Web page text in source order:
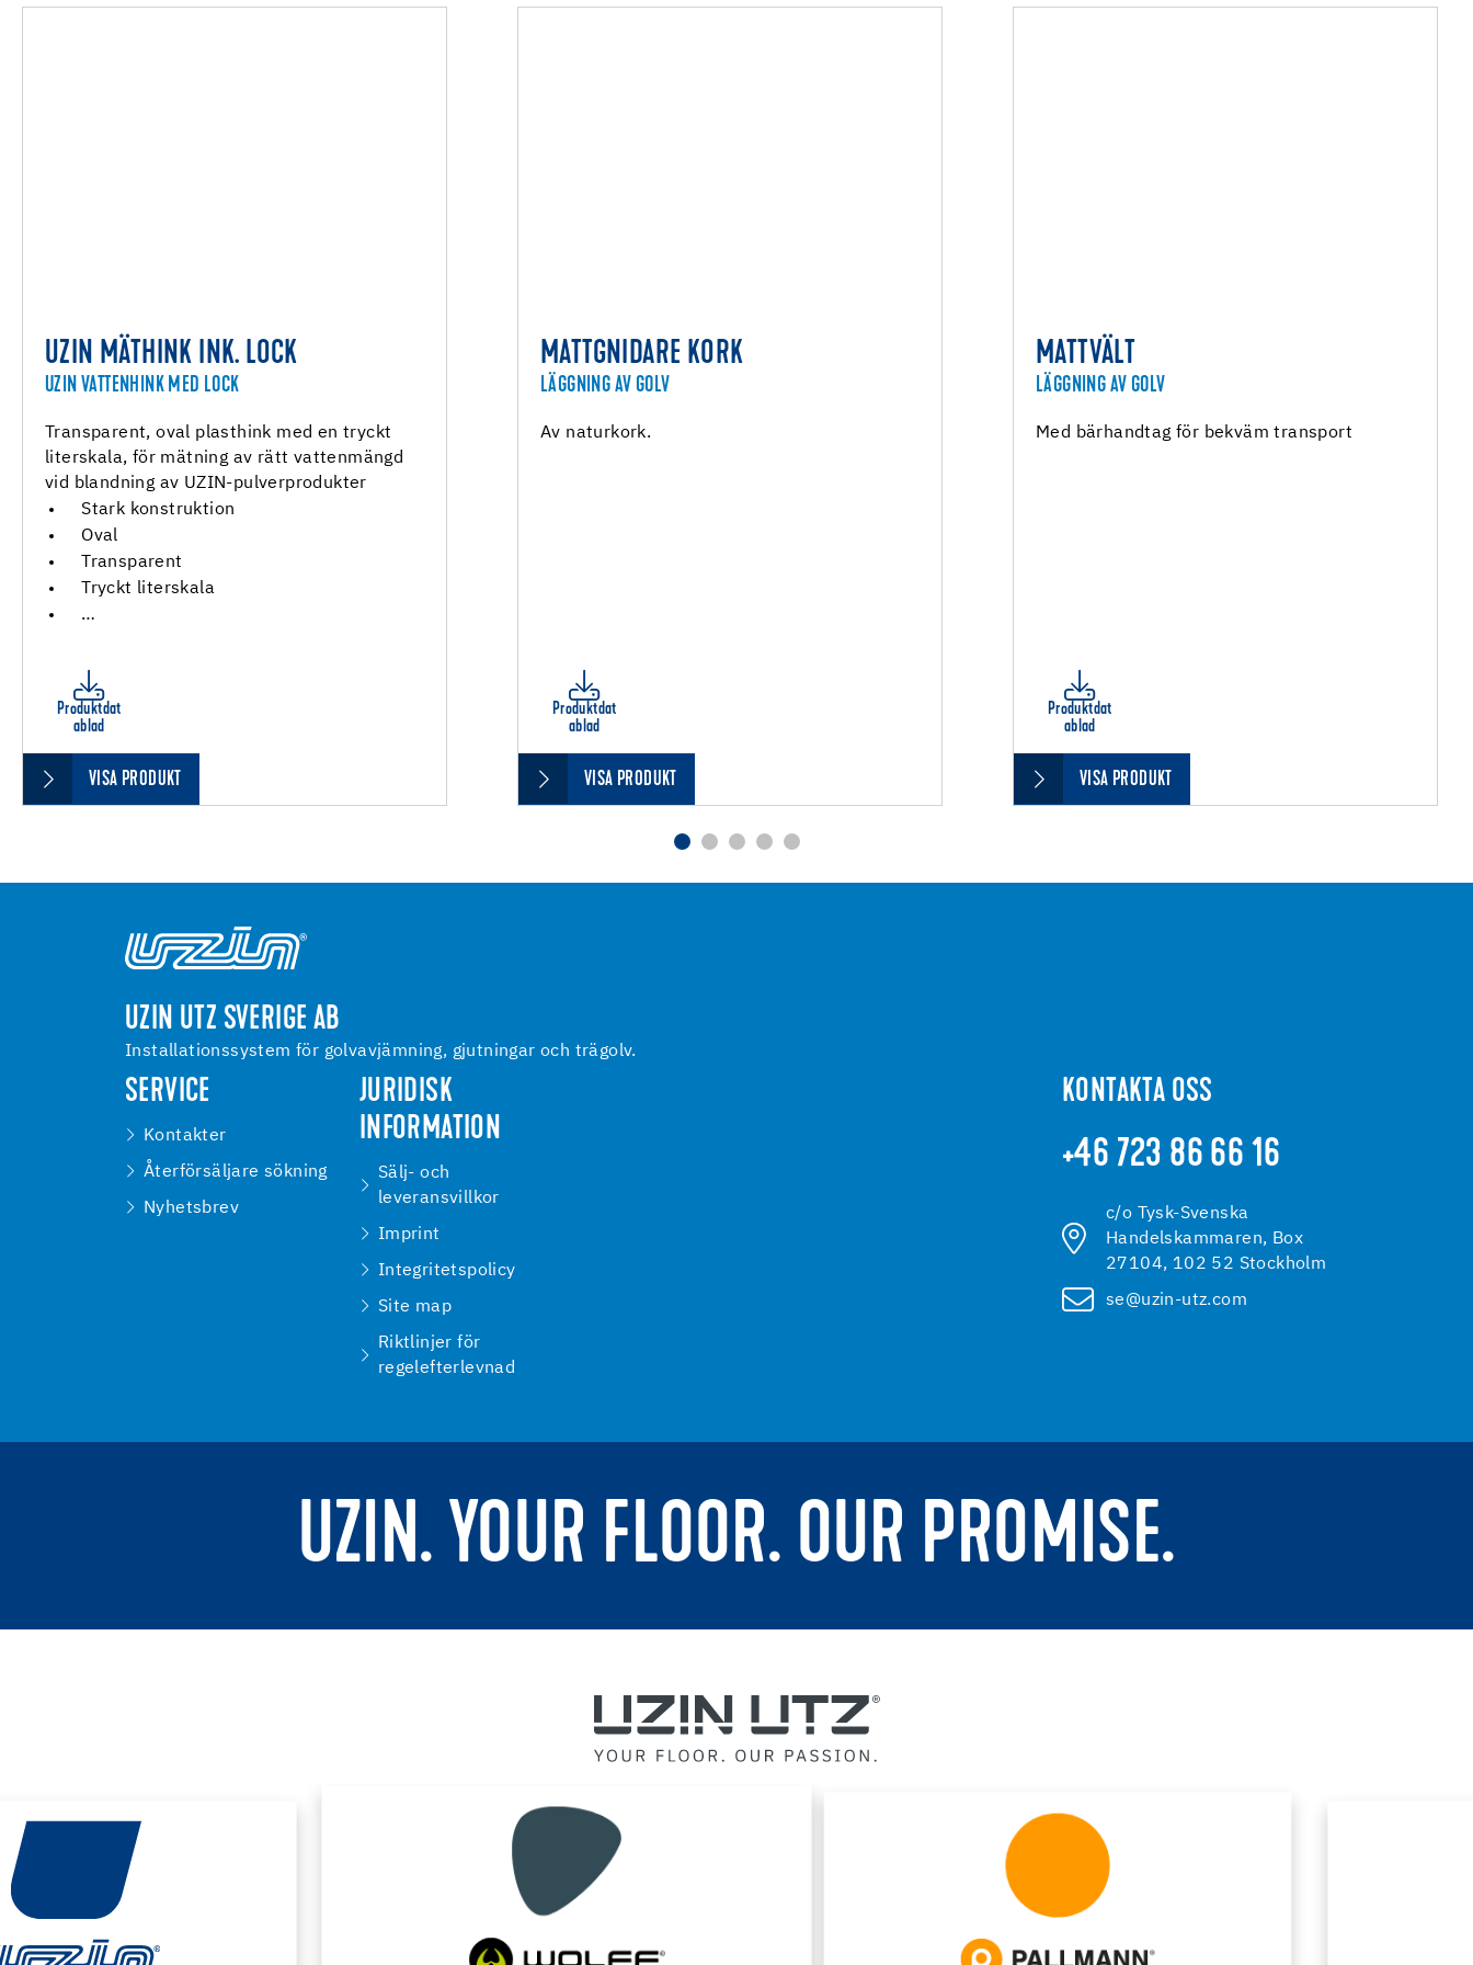
UZIN MÄTHINK INK. LOCK
UZIN VATTENHINK MED LOCK
Transparent, oval plasthink med en tryckt
literskala, för mätning av rätt vattenmängd
vid blandning av UZIN-pulverprodukter
Stark konstruktion
Oval
Transparent
Tryckt literskala
…
Produktdat
ablad
VISA PRODUKT
MATTGNIDARE KORK
LÄGGNING AV GOLV
Av naturkork.
Produktdat
ablad
VISA PRODUKT
MATTVÄLT
LÄGGNING AV GOLV
Med bärhandtag för bekväm transport
Produktdat
ablad
VISA PRODUKT
UZIN UTZ SVERIGE AB
Installationssystem för golvavjämning, gjutningar och trägolv.
SERVICE
Kontakter
Återförsäljare sökning
Nyhetsbrev
JURIDISK
INFORMATION
Sälj- och
leveransvillkor
Imprint
Integritetspolicy
Site map
Riktlinjer för
regelefterlevnad
KONTAKTA OSS
+46 723 86 66 16
c/o Tysk-Svenska
Handelskammaren, Box
27104, 102 52 Stockholm
se@uzin-utz.com
UZIN. YOUR FLOOR. OUR PROMISE.